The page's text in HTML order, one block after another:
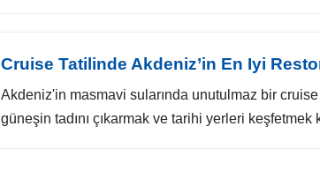
Cruise Tatilinde Akdeniz’in En Iyi
Akdeniz'in masmavi sularında unutulmaz bir
güneşin tadını çıkarmak ve tarihi yerleri keşfetmek